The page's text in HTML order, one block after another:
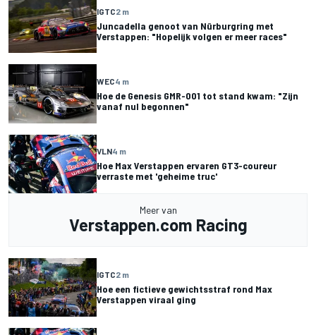
IGTC2 m
Juncadella genoot van Nürburgring met
Verstappen: "Hopelijk volgen er meer races"
WEC4 m
Hoe de Genesis GMR-001 tot stand kwam: "Zijn
vanaf nul begonnen"
VLN4 m
Hoe Max Verstappen ervaren GT3-coureur
verraste met 'geheime truc'
Meer van
Verstappen.com Racing
IGTC2 m
Hoe een fictieve gewichtsstraf rond Max
Verstappen viraal ging